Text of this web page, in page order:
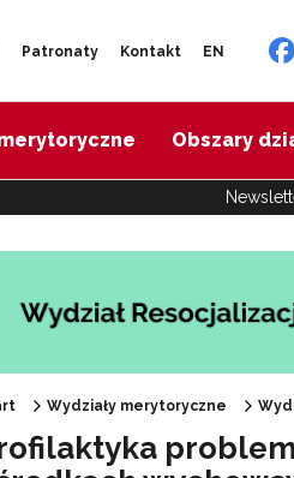
Patronaty Kontakt EN
Obszary
Wydziały merytoryczne